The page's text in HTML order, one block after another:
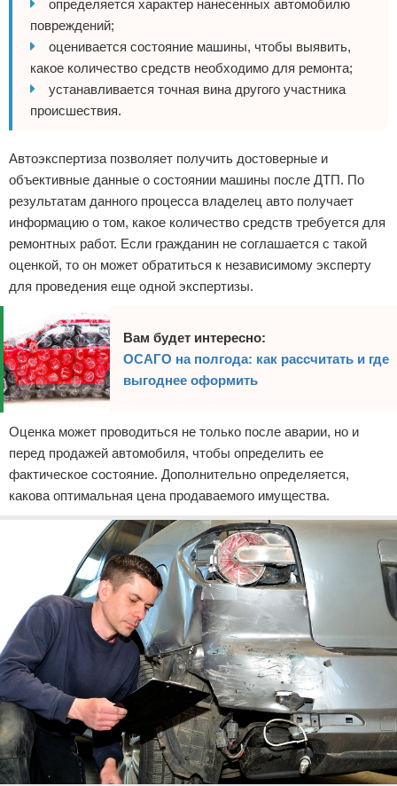
определяется характер нанесенных автомобилю
повреждений;
оценивается состояние машины, чтобы выявить,
какое количество средств необходимо для ремонта;
устанавливается точная вина другого участника
происшествия.
Автоэкспертиза позволяет получить достоверные и
объективные данные о состоянии машины после ДТП. По
результатам данного процесса владелец авто получает
информацию о том, какое количество средств требуется для
ремонтных работ. Если гражданин не соглашается с такой
оценкой, то он может обратиться к независимому эксперту
для проведения еще одной экспертизы.
Вам будет интересно:
ОСАГО на полгода: как рассчитать и где
выгоднее оформить
Оценка может проводиться не только после аварии, но и
перед продажей автомобиля, чтобы определить ее
фактическое состояние. Дополнительно определяется,
какова оптимальная цена продаваемого имущества.